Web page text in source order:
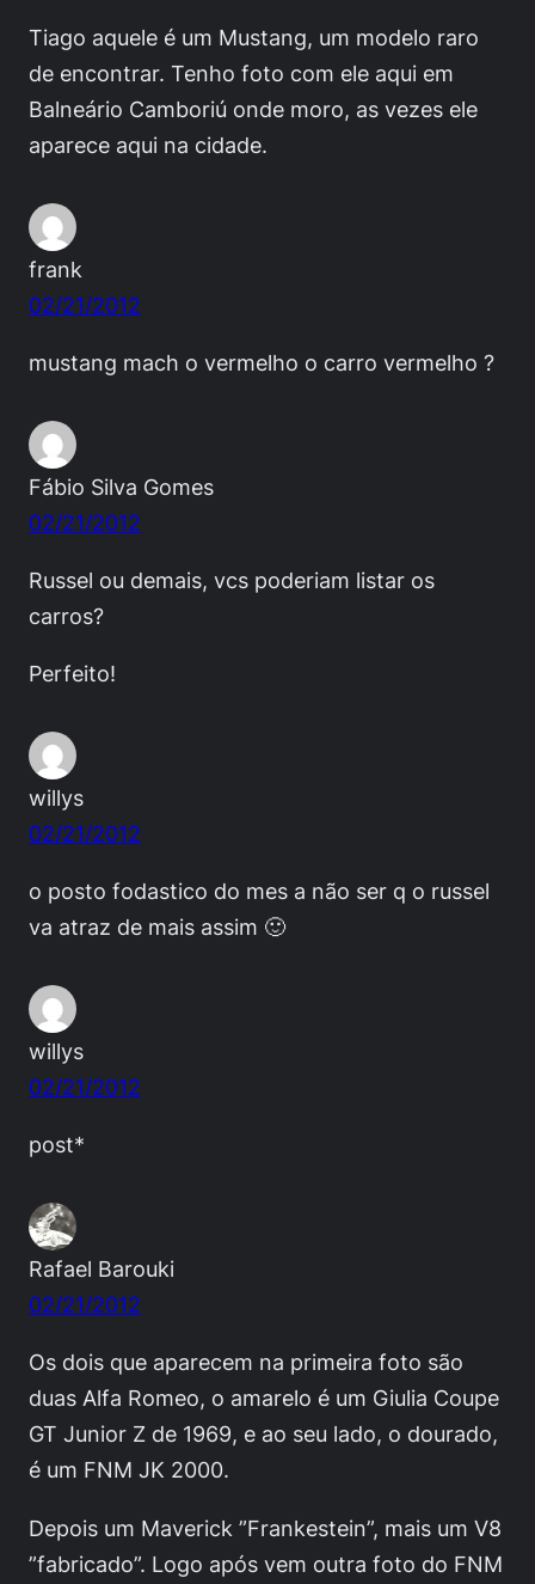
Tiago aquele é um Mustang, um modelo raro
de encontrar. Tenho foto com ele aqui em
Balneário Camboriú onde moro, as vezes ele
aparece aqui na cidade.
frank
02/21/2012
mustang mach o vermelho o carro vermelho ?
Fábio Silva Gomes
02/21/2012
Russel ou demais, vcs poderiam listar os
carros?
Perfeito!
willys
02/21/2012
o posto fodastico do mes a não ser q o russel
va atraz de mais assim 🙂
willys
02/21/2012
post*
Rafael Barouki
02/21/2012
Os dois que aparecem na primeira foto são
duas Alfa Romeo, o amarelo é um Giulia Coupe
GT Junior Z de 1969, e ao seu lado, o dourado,
é um FNM JK 2000.
Depois um Maverick ”Frankestein”, mais um V8
”fabricado”. Logo após vem outra foto do FNM